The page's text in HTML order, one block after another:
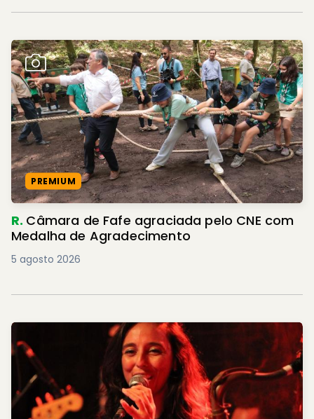
PREMIUM
R. Câmara de Fafe agraciada pelo CNE com
Medalha de Agradecimento
5 agosto 2026